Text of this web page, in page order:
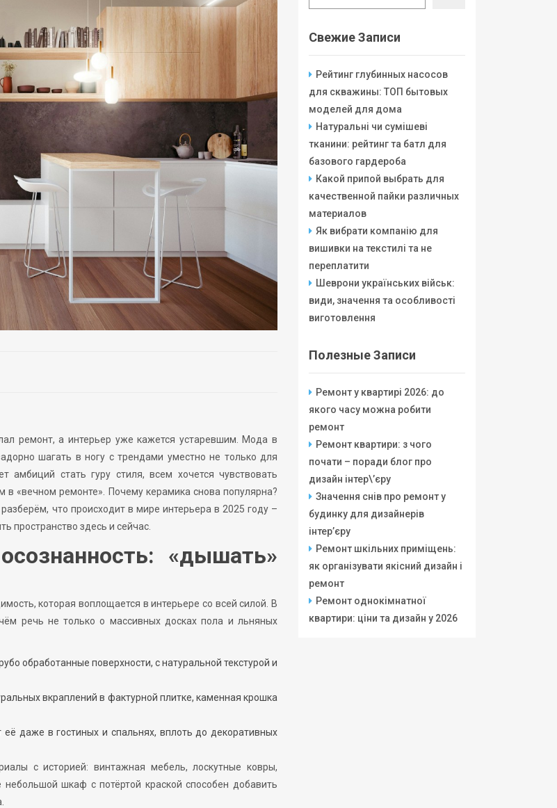
ремонт, а интерьер уже кажется устаревшим. Мода в
шагать в ногу с трендами уместно не только для
стать гуру стиля, всем хочется чувствовать
«вечном ремонте». Почему керамика снова популярна?
что происходит в мире интерьера в 2025 году –
пространство здесь и сейчас.
«дышать»
которая воплощается в интерьере со всей силой. В
речь не только о массивных досках пола и льняных
обработанные поверхности, с натуральной текстурой и
вкраплений в фактурной плитке, каменная крошка
даже в гостиных и спальнях, вплоть до декоративных
с историей: винтажная мебель, лоскутные ковры,
шкаф с потёртой краской способен добавить
Свежие Записи
Рейтинг глубинных насосов
для скважины: ТОП бытовых
моделей для дома
Натуральні чи сумішеві
тканини: рейтинг та батл для
базового гардероба
Какой припой выбрать для
качественной пайки различных
материалов
Як вибрати компанію для
вишивки на текстилі та не
переплатити
Шеврони українських військ:
види, значення та особливості
виготовлення
Полезные Записи
Ремонт у квартирі 2026: до
якого часу можна робити
ремонт
Ремонт квартири: з чого
почати – поради блог про
дизайн інтер\’єру
Значення снів про ремонт у
будинку для дизайнерів
інтер’єру
Ремонт шкільних приміщень:
як організувати якісний дизайн і
ремонт
Ремонт однокімнатної
квартири: ціни та дизайн у 2026